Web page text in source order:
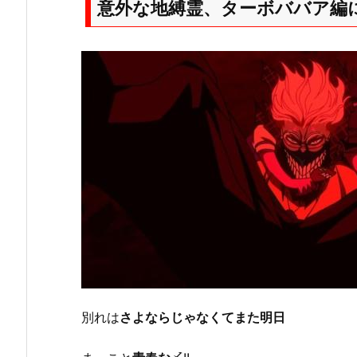
意外な地縛霊、ターボババア編
別れはさよならじゃなくてまた明日